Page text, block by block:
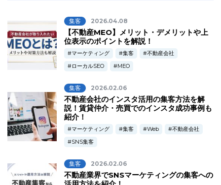
集客 2026.04.08
【不動産MEO】メリット・デメリットや上
位表示のポイントを解説！
マーケティング 集客
不動産会社
ローカルSEO
MEO
集客 2026.02.06
不動産会社のインスタ活用の集客方法を解
説！賃貸仲介・売買でのインスタ成功事例も
紹介！
マーケティング 集客 Web
不動産会社
SNS集客
集客 2026.02.06
不動産業界でSNSマーケティングの集客への